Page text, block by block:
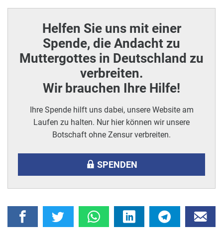
Helfen Sie uns mit einer
Spende, die Andacht zu
Muttergottes in Deutschland zu
verbreiten.
Wir brauchen Ihre Hilfe!
Ihre Spende hilft uns dabei, unsere Website am
Laufen zu halten. Nur hier können wir unsere
Botschaft ohne Zensur verbreiten.
SPENDEN